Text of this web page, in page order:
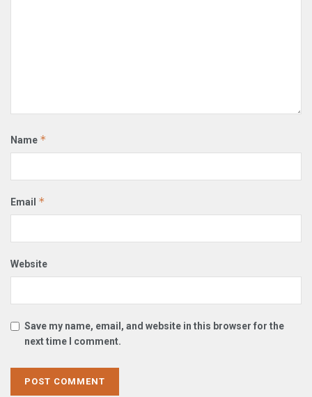
Name *
Email *
Website
Save my name, email, and website in this browser for the
next time I comment.